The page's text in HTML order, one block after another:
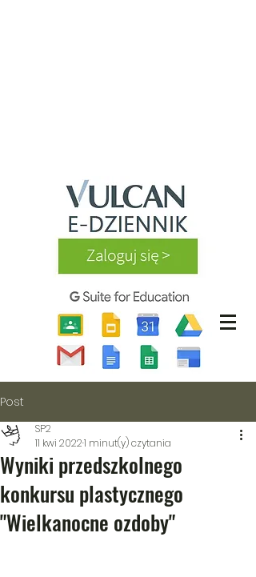
Post
Wyniki przedszkolnego
konkursu plastycznego
"Wielkanocne ozdoby"
SP2
11 kwi 20221 minut(y) czytania